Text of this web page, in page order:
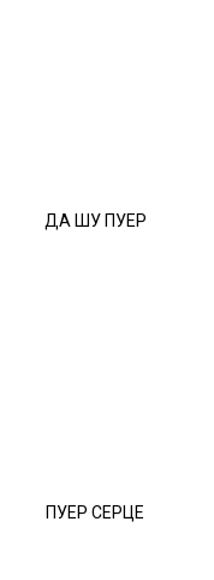
ДА ШУ ПУЕР
ПУЕР СЕРЦЕ